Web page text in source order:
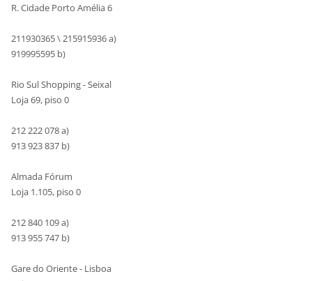
R. Cidade Porto Amélia 6
211930365 \ 215915936 a)
919995595 b)
Rio Sul Shopping - Seixal
Loja 69, piso 0
212 222 078 a)
913 923 837 b)
Almada Fórum
Loja 1.105, piso 0
212 840 109 a)
913 955 747 b)
Gare do Oriente - Lisboa